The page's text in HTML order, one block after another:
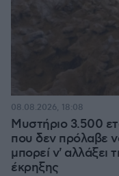
Μυστήριο 3.500
που δεν πρόλαβε
μπορεί ν' αλλάξει
έκρηξης
08.08.2026, 18:08